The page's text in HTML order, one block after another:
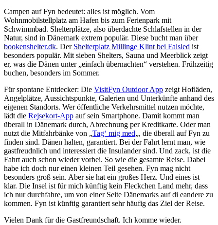
Campen auf Fyn bedeutet: alles ist möglich. Vom
Wohnmobilstellplatz am Hafen bis zum Ferienpark mit
Schwimmbad. Shelterplätze, also überdachte Schlafstellen in der
Natur, sind in Dänemark extrem populär. Diese bucht man über
bookenshelter.dk. Der Shelterplatz Millinge Klint bei Falsled ist
besonders populär. Mit sieben Shelters, Sauna und Meerblick zeigt
er, was die Dänen unter „einfach übernachten“ verstehen. Frühzeitig
buchen, besonders im Sommer.
Für spontane Entdecker: Die VisitFyn Outdoor App zeigt Hofläden,
Angelplätze, Aussichtspunkte, Galerien und Unterkünfte anhand des
eigenen Standorts. Wer öffentliche Verkehrsmittel nutzen möchte,
lädt die Rejsekort-App auf sein Smartphone. Damit kommt man
überall in Dänemark durch, Abrechnung per Kreditkarte. Oder man
nutzt die Mitfahrbänke von „Tag‘ mig med„, die überall auf Fyn zu
finden sind. Dänen halten, garantiert. Bei der Fahrt lernt man, wie
gastfreudnlich und interessiert die Insulander sind. Und zack, ist die
Fahrt auch schon wieder vorbei. So wie die gesamte Reise. Dabei
habe ich doch nur einen kleinen Teil gesehen. Fyn mag nicht
besonders groß sein. Aber sie hat ein großes Herz. Und eines ist
klar. Die Insel ist für mich künftig kein Fleckchen Land mehr, dass
ich nur durchfahre, um von einer Seite Dänemarks auf di eandere zu
kommen. Fyn ist künftig garantiert sehr häufig das Ziel der Reise.
Vielen Dank für die Gastfreundschaft. Ich komme wieder.